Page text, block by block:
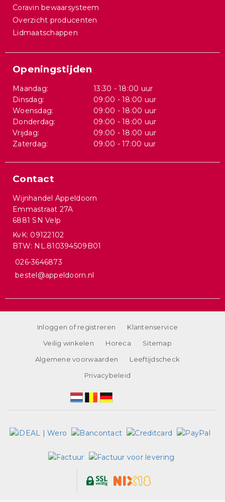
Coravin bewaarsysteem
Overzicht producenten
Lidmaatschappen
Openingstijden
Maandag:
13:30 - 18:00 uur
Dinsdag:
09:00 - 18:00 uur
Woensdag:
09:00 - 18:00 uur
Donderdag:
09:00 - 18:00 uur
Vrijdag:
09:00 - 18:00 uur
Zaterdag:
09:00 - 17:00 uur
Contact
Wijnhandel Appeldoorn
Emmastraat 27A
6881 SN Velp
KvK: 09122102
BTW: NL.810394509B01
026-3646873
bestel@appeldoorn.nl
Inloggen of registreren
Klantenservice
Veilig winkelen
Horeca
Sitemap
Algemene voorwaarden
Leeftijdscheck
Privacybeleid